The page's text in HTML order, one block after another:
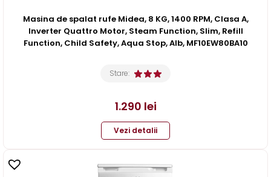
Masina de spalat rufe Midea, 8 KG, 1400 RPM, Clasa A,
Inverter Quattro Motor, Steam Function, Slim, Refill
Function, Child Safety, Aqua Stop, Alb, MF10EW80BA10
Stare:
1.290 lei
Vezi detalii